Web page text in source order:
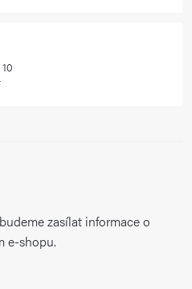
zasílat informace o
e-shopu.